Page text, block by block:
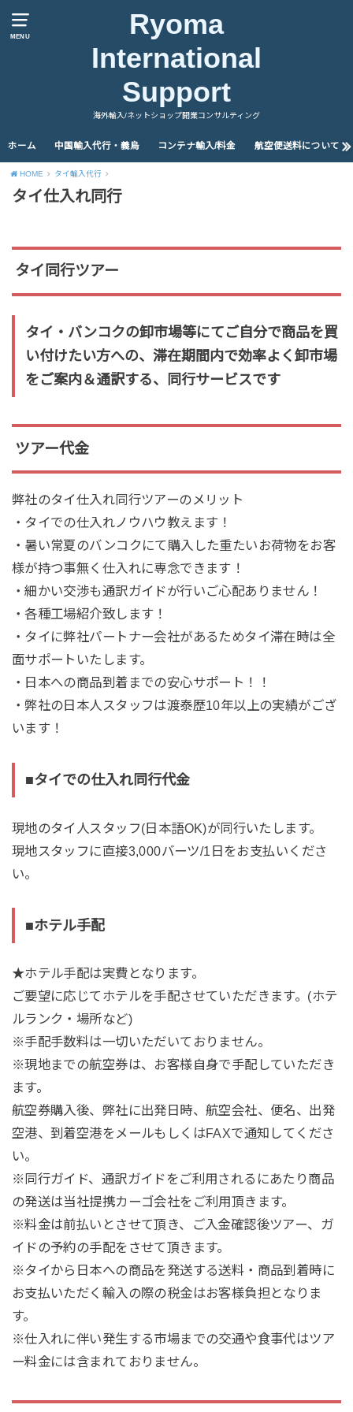
MENU
Ryoma
International
Support
海外輸入/ネットショップ開業コンサルティング
ホーム 中国輸入代行・義烏 コンテナ輸入/料金 航空便送料について
HOME タイ輸入代行
タイ仕入れ同行
タイ同行ツアー
タイ・バンコクの卸市場等にてご自分で商品を買
い付けたい方への、滞在期間内で効率よく卸市場
をご案内＆通訳する、同行サービスです
ツアー代金
弊社のタイ仕入れ同行ツアーのメリット
・タイでの仕入れノウハウ教えます！
・暑い常夏のバンコクにて購入した重たいお荷物をお客
様が持つ事無く仕入れに専念できます！
・細かい交渉も通訳ガイドが行いご心配ありません！
・各種工場紹介致します！
・タイに弊社パートナー会社があるためタイ滞在時は全
面サポートいたします。
・日本への商品到着までの安心サポート！！
・弊社の日本人スタッフは渡泰歴10年以上の実績がござ
います！
■タイでの仕入れ同行代金
現地のタイ人スタッフ(日本語OK)が同行いたします。
現地スタッフに直接3,000バーツ/1日をお支払いくださ
い。
■ホテル手配
★ホテル手配は実費となります。
ご要望に応じてホテルを手配させていただきます。(ホテ
ルランク・場所など)
※手配手数料は一切いただいておりません。
※現地までの航空券は、お客様自身で手配していただき
ます。
航空券購入後、弊社に出発日時、航空会社、便名、出発
空港、到着空港をメールもしくはFAXで通知してくださ
い。
※同行ガイド、通訳ガイドをご利用されるにあたり商品
の発送は当社提携カーゴ会社をご利用頂きます。
※料金は前払いとさせて頂き、ご入金確認後ツアー、ガ
イドの予約の手配をさせて頂きます。
※タイから日本への商品を発送する送料・商品到着時に
お支払いただく輸入の際の税金はお客様負担となりま
す。
※仕入れに伴い発生する市場までの交通や食事代はツア
ー料金には含まれておりません。